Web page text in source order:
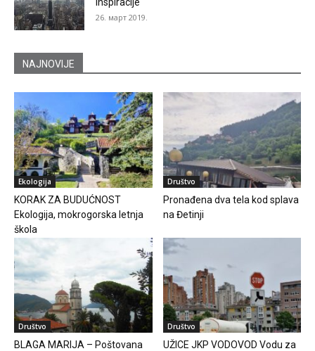
inspiracije
26. март 2019.
NAJNOVIJE
Ekologija
KORAK ZA BUDUĆNOST
Ekologija, mokrogorska letnja
škola
Društvo
Pronađena dva tela kod splava
na Đetinji
Društvo
BLAGA MARIJA – Poštovana
Društvo
UŽICE JKP VODOVOD Vodu za